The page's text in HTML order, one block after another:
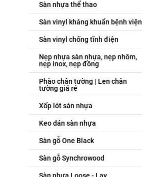
Sàn nhựa thể thao
Sàn vinyl kháng khuẩn bệnh viện
Sàn vinyl chống tĩnh điện
Nẹp nhựa sàn nhựa, nẹp nhôm,
nẹp inox, nẹp đồng
Phào chân tường | Len chân
tường giá rẻ
Xốp lót sàn nhựa
Keo dán sàn nhựa
Sàn gỗ One Black
Sàn gỗ Synchrowood